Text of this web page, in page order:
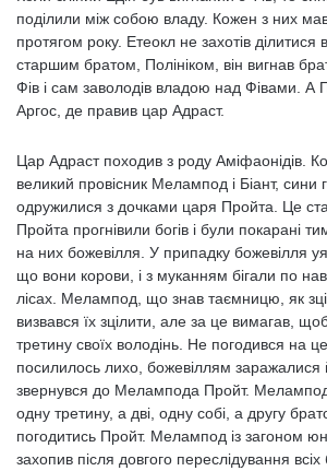
поділили між собою владу. Кожен з них
протягом року. Етеокл не захотів ділитися
старшим братом, Полініком, він вигнав
Фів і сам заволодів владою над Фівами. А
Аргос, де правив цар Адраст.
Цар Адраст походив з роду Аміфаонідів.
великий провісник Мелампод і Біант, сини
одружилися з дочками царя Пройта. Це
Пройта прогнівили богів і були покарані
на них божевілля. У припадку божевілля
що вони корови, і з муканням бігали по
лісах. Мелампод, що знав таємницю, як
визвався їх зцілити, але за це вимагав,
третину своїх володінь. Не погодився на
посилилось лихо, божевіллям заражалися
звернувся до Мелампода Пройт.
одну третину, а дві, одну собі, а другу
погодитись Пройт. Мелампод із загоном
захопив після довгого переслідування всіх